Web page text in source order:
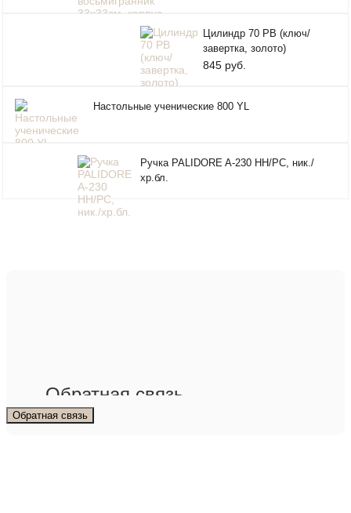
коричневый "Классика" "Рубин"
Цилиндр 70 РВ (ключ/
завертка, золото)
845 руб.
Настольные ученические 800 YL
Ручка PALIDORE A-230 HH/PC, ник./
хр.бл.
Обратная связь
Обратная связь